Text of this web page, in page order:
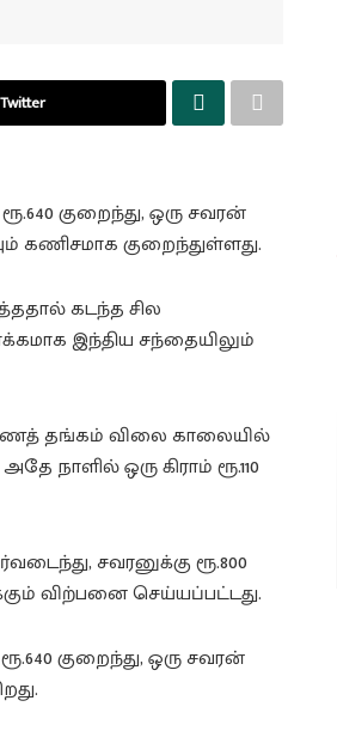
Twitter
குறைந்து, ஒரு சவரன்
கணிசமாக குறைந்துள்ளது.
கடந்த சில
இந்திய சந்தையிலும்
தங்கம் விலை காலையில்
நாளில் ஒரு கிராம் ரூ.110
சவரனுக்கு ரூ.800
க்கும் விற்பனை செய்யப்பட்டது.
குறைந்து, ஒரு சவரன்